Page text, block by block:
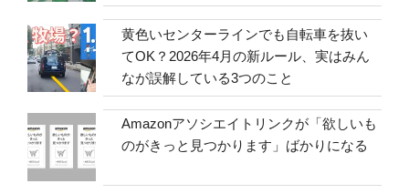
黄色いセンターラインでも自転車を抜い
てOK？2026年4月の新ルール、実はみん
なが誤解している3つのこと
Amazonアソシエイトリンクが「欲しいも
のがきっと見つかります」ばかりになる